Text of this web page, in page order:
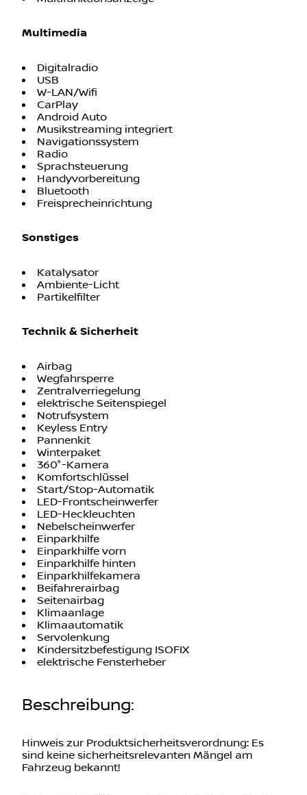
Multimedia
Digitalradio
USB
W-LAN/Wifi
CarPlay
Android Auto
Musikstreaming integriert
Navigationssystem
Radio
Sprachsteuerung
Handyvorbereitung
Bluetooth
Freisprecheinrichtung
Sonstiges
Katalysator
Ambiente-Licht
Partikelfilter
Technik & Sicherheit
Airbag
Wegfahrsperre
Zentralverriegelung
elektrische Seitenspiegel
Notrufsystem
Keyless Entry
Pannenkit
Winterpaket
360°-Kamera
Komfortschlüssel
Start/Stop-Automatik
LED-Frontscheinwerfer
LED-Heckleuchten
Nebelscheinwerfer
Einparkhilfe
Einparkhilfe vorn
Einparkhilfe hinten
Einparkhilfekamera
Beifahrerairbag
Seitenairbag
Klimaanlage
Klimaautomatik
Servolenkung
Kindersitzbefestigung ISOFIX
elektrische Fensterheber
Beschreibung:
Hinweis zur Produktsicherheitsverordnung: Es
sind keine sicherheitsrelevanten Mängel am
Fahrzeug bekannt!